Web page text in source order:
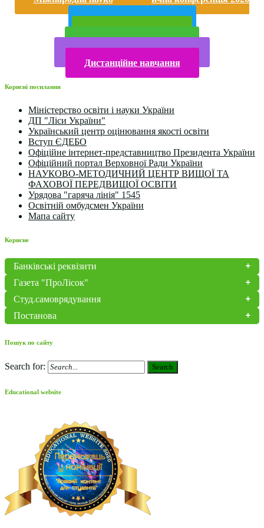
Дистанційне навчання
Корисні посилання
Міністерство освіти і науки України
ДП "Ліси України"
Український центр оцінювання якості освіти
Вступ ЄДЕБО
Офіційне інтернет-представництво Президента України
Офіційний портал Верховної Ради України
НАУКОВО-МЕТОДИЧНИЙ ЦЕНТР ВИЩОЇ ТА
ФАХОВОЇ ПЕРЕДВИЩОЇ ОСВІТИ
Урядова "гаряча лінія" 1545
Освітній омбудсмен України
Мапа сайту
Корисне
Банківські реквізити
Газета "ПроЛісок"
Студ.самоврядування
Постанова
Пошук по сайту
Search for: Search
Educational website